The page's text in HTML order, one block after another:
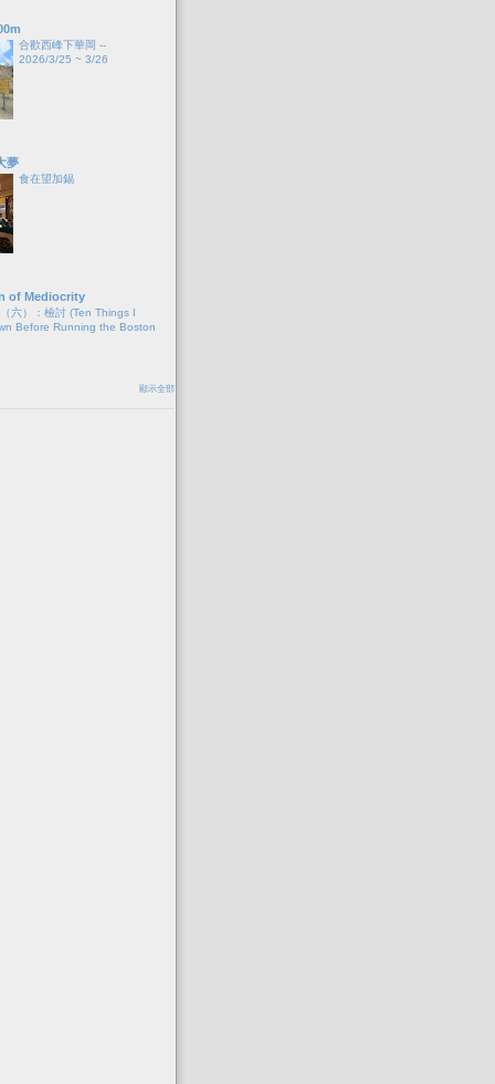
合歡西峰下華岡 --
2026/3/25 ~ 3/26
夢
食在望加錫
of Mediocrity
六）：檢討 (Ten Things I
Before Running the Boston
顯示全部